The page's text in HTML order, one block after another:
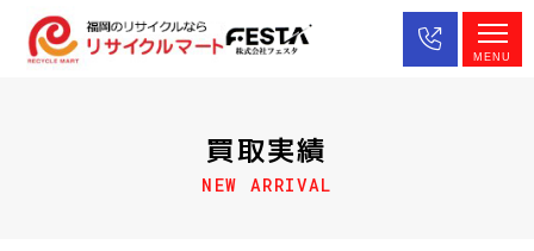
買取実績
NEW ARRIVAL
MENU